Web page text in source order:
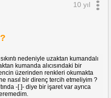
istemiyorum çünkü 2 ayda sap
benden kaynaklanmayan bir neden
karşılarsam yardımcı
kapsamında olmadığını
hemde ürünün kalbi olan bir
? Bence tamamen bilinçli yapılmış
öncede şikayetler olduğunu
10 yıl
nedeniyle uzaktan kumandalı
kumanda alıcısındaki bir
üzerinden renkleri okumakta
nasıl bir direnç tercih etmeliyim ?
-[ ]- diye bir işaret var ayrıca